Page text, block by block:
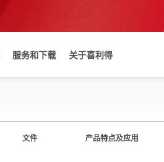
服务和下载 关于喜利得
文件 产品特点及应用